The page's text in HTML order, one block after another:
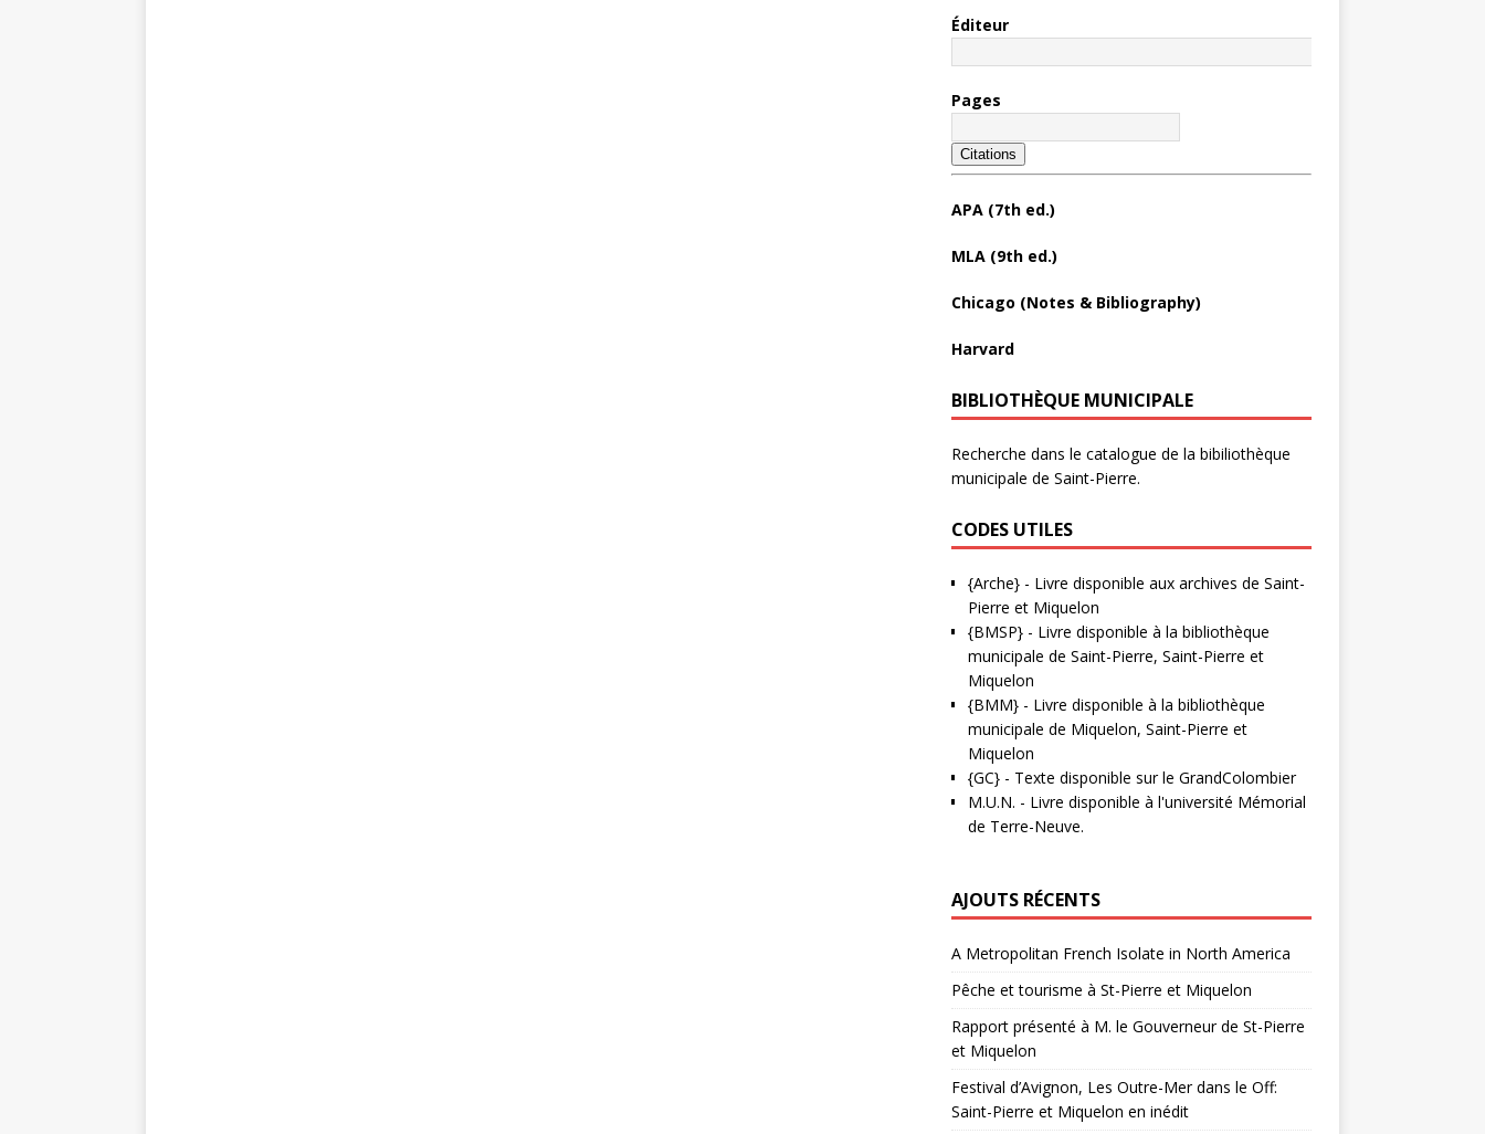
Éditeur
Pages
Citations
APA (7th ed.)
MLA (9th ed.)
Chicago (Notes & Bibliography)
Harvard
BIBLIOTHÈQUE MUNICIPALE
Recherche dans le catalogue de la bibiliothèque
municipale de Saint-Pierre.
CODES UTILES
{Arche}- Livre disponible aux archives de Saint-
Pierre et Miquelon
{BMSP}- Livre disponible à la bibliothèque
municipale de Saint-Pierre, Saint-Pierre et
Miquelon
{BMM}- Livre disponible à la bibliothèque
municipale de Miquelon, Saint-Pierre et
Miquelon
{GC}- Texte disponible sur le GrandColombier
M.U.N. - Livre disponible à l'université Mémorial
de Terre-Neuve.
AJOUTS RÉCENTS
A Metropolitan French Isolate in North America
Pêche et tourisme à St-Pierre et Miquelon
Rapport présenté à M. le Gouverneur de St-Pierre
et Miquelon
Festival d’Avignon, Les Outre-Mer dans le Off:
Saint-Pierre et Miquelon en inédit